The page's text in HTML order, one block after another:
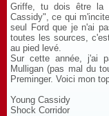
Griffe, tu dois être la
Cassidy", ce qui
seul Ford que je n'ai
toutes les sources,
au pied levé.
Sur cette année, j'ai
Mulligan (pas mal du
Preminger. Voici mon
Young Cassidy
Shock Corridor